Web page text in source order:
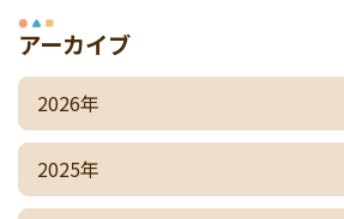
アーカイブ
2026年
2025年